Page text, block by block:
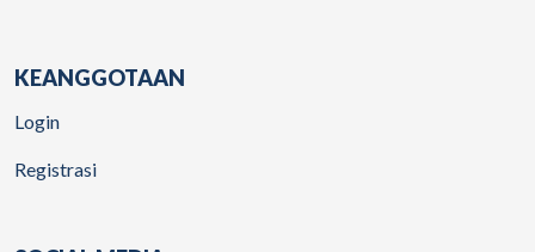
KEANGGOTAAN
Login
Registrasi